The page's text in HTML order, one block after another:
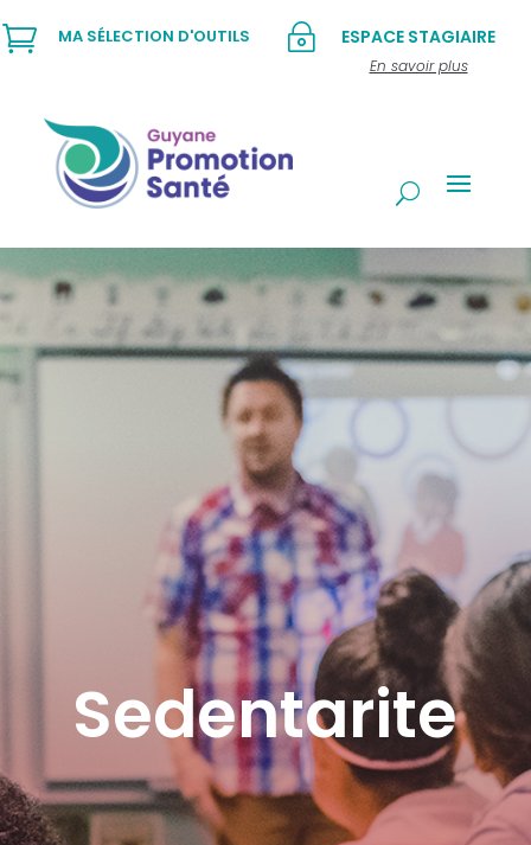
~ ESPACE STAGIAIRE
En savoir plus
 MA SÉLECTION D'OUTILS
Sedentarite